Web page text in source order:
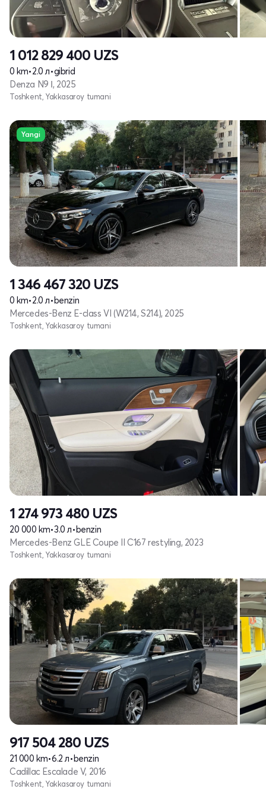
1 012 829 400 UZS
0 km•2.0 л•gibrid
Denza N9 Ι, 2025
Toshkent, Yakkasaroy tumani
Yangi
1 346 467 320 UZS
0 km•2.0 л•benzin
Mercedes-Benz E-class VI (W214, S214), 2025
Toshkent, Yakkasaroy tumani
1 274 973 480 UZS
20 000 km•3.0 л•benzin
Mercedes-Benz GLE Coupe II C167 restyling, 2023
Toshkent, Yakkasaroy tumani
917 504 280 UZS
21 000 km•6.2 л•benzin
Cadillac Escalade V, 2016
Toshkent, Yakkasaroy tumani